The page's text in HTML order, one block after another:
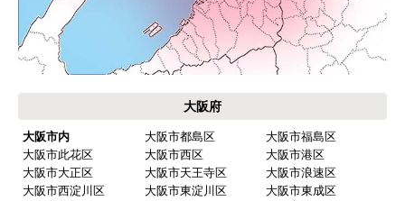
大阪府
大阪市内 大阪市都島区
大阪市福島区
大阪市此花区
大阪市西区
大阪市港区
大阪市大正区
大阪市天王寺区
大阪市浪速区
大阪市西淀川区
大阪市東淀川区
大阪市東成区